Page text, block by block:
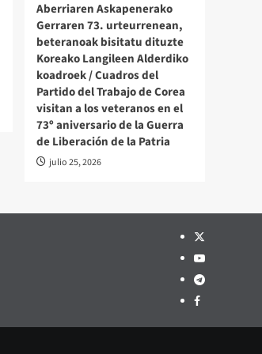
Aberriaren Askapenerako
Gerraren 73. urteurrenean,
beteranoak bisitatu dituzte
Koreako Langileen Alderdiko
koadroek / Cuadros del
Partido del Trabajo de Corea
visitan a los veteranos en el
73º aniversario de la Guerra
de Liberación de la Patria
julio 25, 2026
Twitter
YouTube
Telegram
Facebook